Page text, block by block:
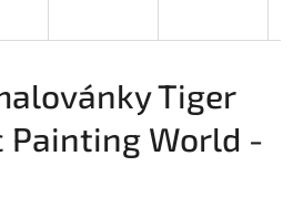
Tiger
Painting World -